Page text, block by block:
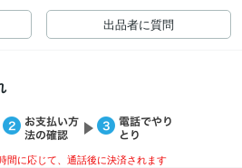
出品者に質問
間に応じて、通話後に決済されます